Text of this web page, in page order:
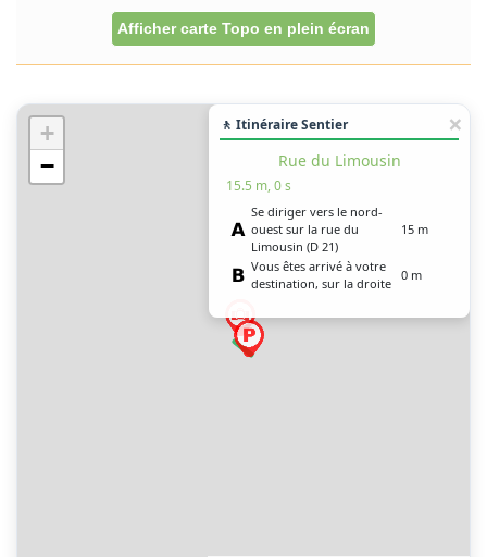
Afficher carte Topo en plein écran
+
−
🚶 Itinéraire Sentier
Rue du Limousin
15.5 m, 0 s
Se diriger vers le nord-
ouest sur la rue du
Limousin (D 21)
15 m
Vous êtes arrivé à votre
destination, sur la droite
0 m